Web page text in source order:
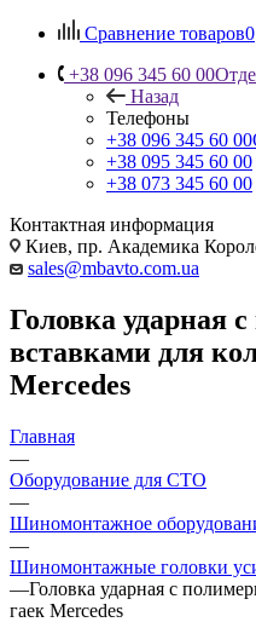
Сравнение товаров0
+38 096 345 60 00
Назад
Телефоны
+38 096 345 60 00
+38 095 345 60 00
+38 073 345 60 00
Контактная информация
Киев, пр. Академика
sales@mbavto.com.ua
Головка ударная
вставками для
Mercedes
Главная
—
Оборудование для СТО
—
Шиномонтажное
—
Шиномонтажные головки
—Головка ударная с
гаек Mercedes